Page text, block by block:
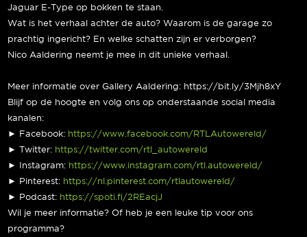
Jaguar E-Type op bokken te staan.
Wat is het verhaal achter de auto? Waarom is de garage zo
prachtig ingericht? En welke schatten zijn er verborgen?
Nico Aaldering neemt je mee in dit unieke verhaal.
Meer informatie over Gallery Aaldering: https://bit.ly/3Mjh8xY
Blijf op de hoogte en volg ons op onderstaande social media
kanalen:
► Facebook: https://www.facebook.com/RTLAutowereld/
► Twitter: https://twitter.com/rtl_autowereld
► Instagram: https://www.instagram.com/rtl.autowereld/
► Pinterest: https://nl.pinterest.com/rtlautowereld/
► Podcast: https://spoti.fi/2REacjJ
Wil je meer informatie? Of heb je een leuke tip voor ons
programma?